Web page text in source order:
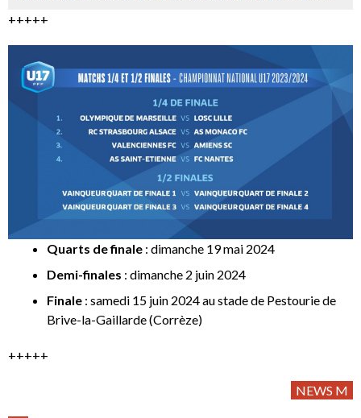
+++++
Quarts de finale : dimanche 19 mai 2024
Demi-finales : dimanche 2 juin 2024
Finale : samedi 15 juin 2024 au stade de Pestourie de
Brive-la-Gaillarde (Corrèze)
+++++
NEWS M